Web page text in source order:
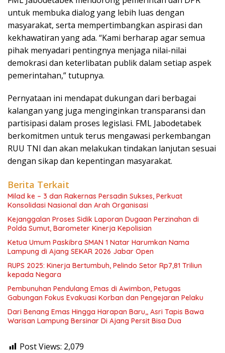
untuk membuka dialog yang lebih luas dengan
masyarakat, serta mempertimbangkan aspirasi dan
kekhawatiran yang ada. “Kami berharap agar semua
pihak menyadari pentingnya menjaga nilai-nilai
demokrasi dan keterlibatan publik dalam setiap aspek
pemerintahan,” tutupnya.
Pernyataan ini mendapat dukungan dari berbagai
kalangan yang juga menginginkan transparansi dan
partisipasi dalam proses legislasi. FML Jabodetabek
berkomitmen untuk terus mengawasi perkembangan
RUU TNI dan akan melakukan tindakan lanjutan sesuai
dengan sikap dan kepentingan masyarakat.
Berita Terkait
Milad ke – 3 dan Rakernas Persadin Sukses, Perkuat
Konsolidasi Nasional dan Arah Organisasi
Kejanggalan Proses Sidik Laporan Dugaan Perzinahan di
Polda Sumut, Barometer Kinerja Kepolisian
Ketua Umum Paskibra SMAN 1 Natar Harumkan Nama
Lampung di Ajang SEKAR 2026 Jabar Open
RUPS 2025: Kinerja Bertumbuh, Pelindo Setor Rp7,81 Triliun
kepada Negara
Pembunuhan Pendulang Emas di Awimbon, Petugas
Gabungan Fokus Evakuasi Korban dan Pengejaran Pelaku
Dari Benang Emas Hingga Harapan Baru,, Asri Tapis Bawa
Warisan Lampung Bersinar Di Ajang Persit Bisa Dua
Post Views: 2,079